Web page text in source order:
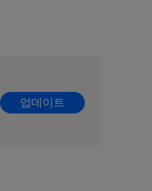
업데이트